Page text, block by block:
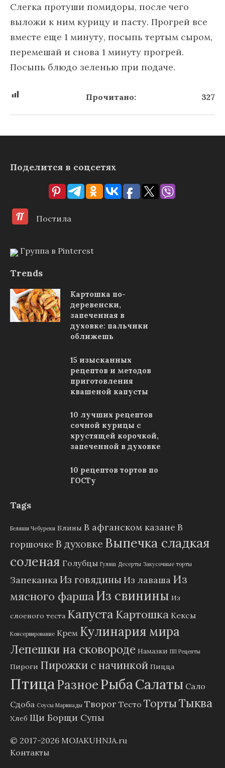
Слегка протуши помидоры, после чего
выложи к ним курицу и пасту. Прогрей все
вместе еще 1 минуту, посыпь тертым сыром,
перемешай и снова 1 минуту прогрей.
Посыпь блюдо зеленью при подаче.
Прочитано: 327
Поделится в соцсетях
Постила
Группа в Pinterest
Trends
Картошка по-
деревенски,
запеченная в
духовке: пальчики
оближешь
15 изысканных
рецептов и методов
приготовления
квашеной капусты
10 лучших рецептов
сочной курицы с
хрустящей корочкой,
запеченной в духовке
10 рецептов тортов по
ГОСТу
Tags
Беляши Чебуреки Блины В афганском казане В
горшочке В духовке Выпечка сладкая
соленая Голубцы Гуляш Десерты Закусочные торты
ЗапеканкаИз говядины Из лаваша Из
мясного фаршаИз свинины Из
слоеного теста Капуста Картошка Кексы
Консервирование Крем Кулинария мира
Лепешки на сковороде Намазки ПП Рецепты
Пироги Пирожки с начинкой Пицца
ПтицаРазноеРыбаСалаты Сало
Сдоба Соусы Маринады Творог Тесто ТортыТыква
Хлеб Щи Борщи Супы
© 2017-2026 MOJAKUHNJA.ru
Контакты